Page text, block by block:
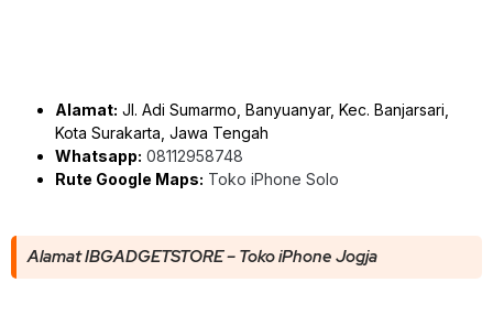
Alamat: Jl. Adi Sumarmo, Banyuanyar, Kec. Banjarsari,
Kota Surakarta, Jawa Tengah
Whatsapp: 08112958748
Rute Google Maps: Toko iPhone Solo
Alamat IBGADGETSTORE – Toko iPhone Jogja